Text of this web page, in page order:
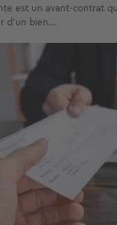
est un avant-contrat
d’un bien...